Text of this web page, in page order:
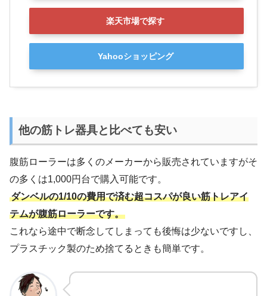
楽天市場で探す
Yahooショッピング
他の筋トレ器具と比べても安い
腹筋ローラーは多くのメーカーから販売されていますがそ
の多くは1,000円台で購入可能です。
ダンベルの1/10の費用で済む超コスパが良い筋トレアイ
テムが腹筋ローラーです。
これなら途中で断念してしまっても後悔は少ないですし、
プラスチック製のため捨てるときも簡単です。